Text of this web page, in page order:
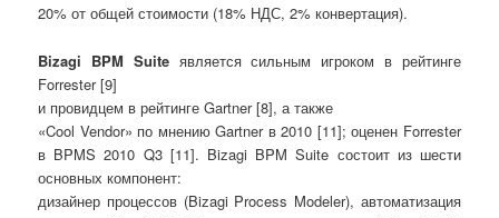
20% от общей стоимости (18% НДС, 2% конвертация).
Bizagi BPM Suiteявляется сильным игроком в рейтинге
Forrester [9]
и провидцем в рейтинге Gartner [8], а также
«Cool Vendor» по мнению Gartner в 2010 [11]; оценен Forrester
в BPMS 2010 Q3 [11]. Bizagi BPM Suite состоит из шести
основных компонент:
дизайнер процессов (Bizagi Process Modeler), автоматизация